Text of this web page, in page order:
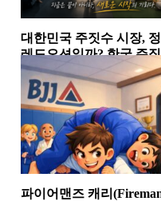
대한민국 주짓수 시장,
레드오션일까? 한국 주
시장에서 살아남는 체육
들의 공통점
칼럼
파이어맨즈 캐리